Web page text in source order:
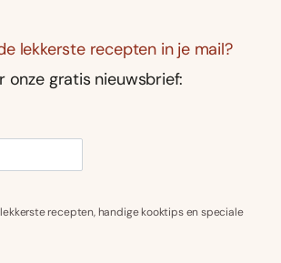
lekkerste recepten in je mail?
onze gratis nieuwsbrief:
recepten, handige kooktips en speciale